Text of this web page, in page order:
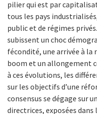
pilier qui est par
tous les pays
public et de régimes
subissent un choc
fécondité, une arrivée à
boom et un allongement
à ces évolutions, les
sur les objectifs d’une
consensus se dégage sur
directrices, exposées